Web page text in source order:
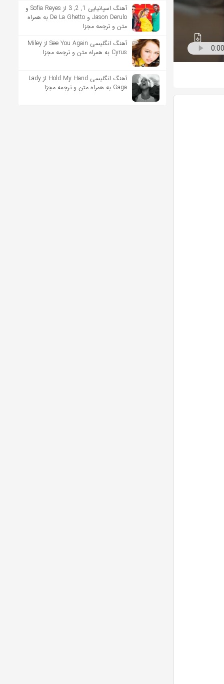
آهنگ اسپانیایی 1, 2, 3 از Sofia Reyes و
Jason Derulo و De La Ghetto به همراه
متن و ترجمه مجزا
آهنگ انگلیسی See You Again از Miley
Cyrus به همراه متن و ترجمه مجزا
آهنگ انگلیسی Hold My Hand از Lady
Gaga به همراه متن و ترجمه مجزا